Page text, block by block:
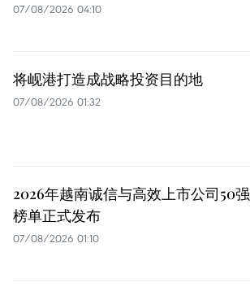
07/08/2026 04:10
将岘港打造成战略投资目的地
07/08/2026 01:32
2026年越南诚信与高效上市公司50强
榜单正式发布
07/08/2026 01:10